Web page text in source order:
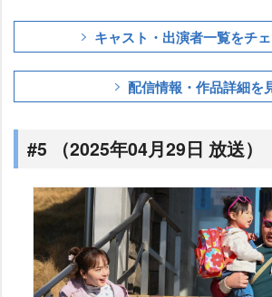
キャスト・出演者一覧をチ
配信情報・作品詳細を
#5 （2025年04月29日 放送）